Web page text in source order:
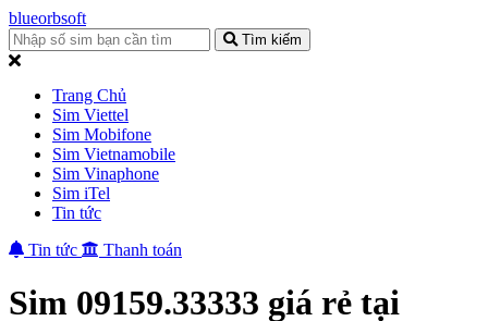
blueorbsoft
Tìm kiếm
Trang Chủ
Sim Viettel
Sim Mobifone
Sim Vietnamobile
Sim Vinaphone
Sim iTel
Tin tức
Tin tức
Thanh toán
Sim 09159.33333 giá rẻ tại